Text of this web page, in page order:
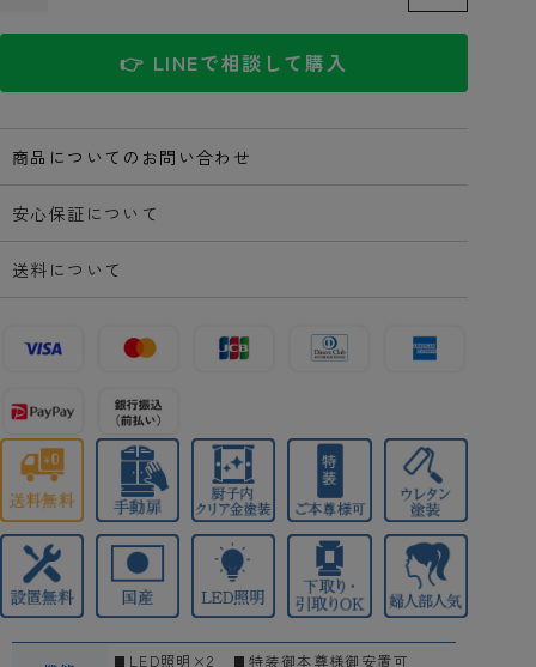
👉 LINEで相談して購入
商品についてのお問い合わせ
安心保証について
送料について
LED照明×2
特装御本尊様御安置可